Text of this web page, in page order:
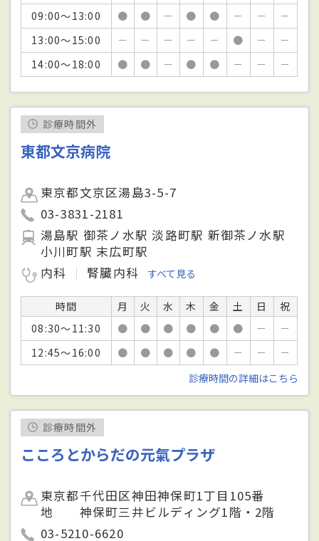
09:00～13:00
● ● － ● ● － －
－
13:00～15:00
－ － － － － ● －
－
14:00～18:00
● ● － ● ● － － －
診療時間外
東都文京病院
東京都文京区湯島3-5-7
03-3831-2181
湯島駅 御茶ノ水駅 淡路町駅 新御茶ノ水駅
小川町駅 末広町駅
内科
腎臓内科 すべて見る
時間 月 火 水 木 金 土 日
祝
08:30～11:30
● ● ● ● ● ● －
－
12:45～16:00
● ● ● ● ● － －
－
診療時間の詳細はこちら
診療時間外
こころとからだの元氣プラザ
東京都千代田区神田神保町1丁目105番
地 神保町三井ビルディング1階・2階
03-5210-6620